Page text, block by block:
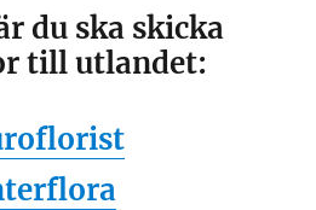
du ska skicka
till utlandet: